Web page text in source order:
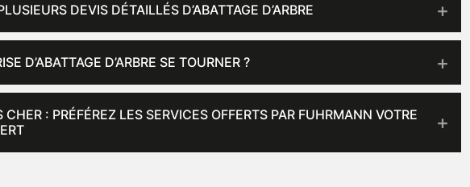
DEVIS DÉTAILLÉS D’ABATTAGE D’ARBRE
D’ABATTAGE D’ARBRE SE TOURNER ?
CHER : PRÉFÉREZ LES SERVICES OFFERTS PAR FUHRMANN VOTRE